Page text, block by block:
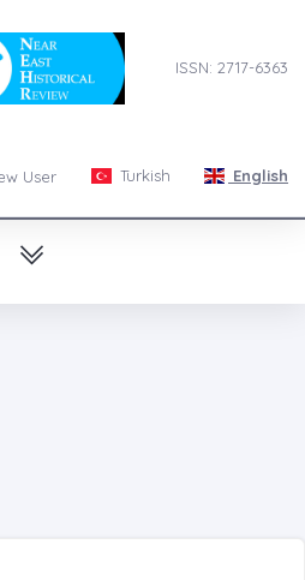
ISSN: 2717-6363
User Turkish English